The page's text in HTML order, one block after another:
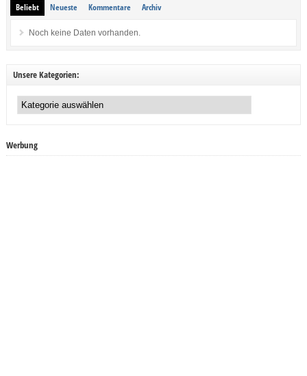
Beliebt Neueste Kommentare Archiv
Noch keine Daten vorhanden.
Unsere Kategorien:
Kategorien:
Werbung